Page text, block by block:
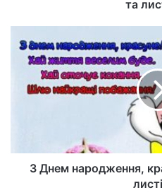
та
З Днем народження,